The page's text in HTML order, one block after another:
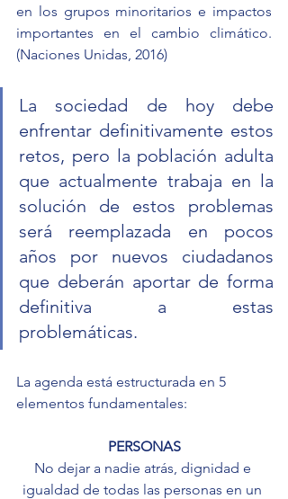
en los grupos minoritarios e impactos
importantes en el cambio climático.
(Naciones Unidas, 2016)
La sociedad de hoy debe
enfrentar definitivamente estos
retos, pero la población adulta
que actualmente trabaja en la
solución de estos problemas
será reemplazada en pocos
años por nuevos ciudadanos
que deberán aportar de forma
definitiva a estas
problemáticas.
La agenda está estructurada en 5
elementos fundamentales:
PERSONAS
No dejar a nadie atrás, dignidad e
igualdad de todas las personas en un